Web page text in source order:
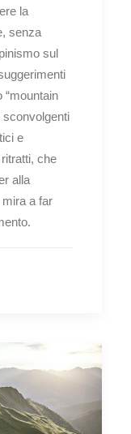
la
senza
sul
“mountain
sconvolgenti
e
che
alla
mira a far